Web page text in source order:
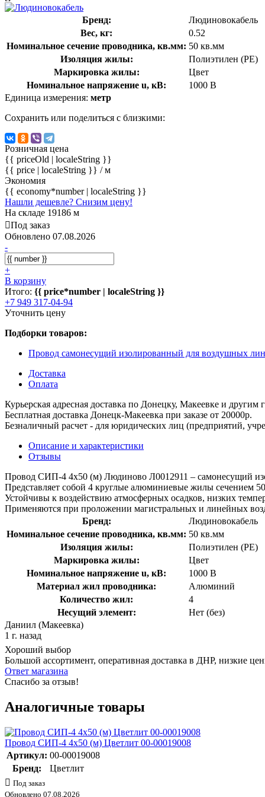
Бренд:
Людиновокабель
Вес, кг:
0.52
Номинальное сечение проводника, кв.мм: 50 кв.мм
Изоляция жилы:
Полиэтилен (PE)
Маркировка жилы:
Цвет
Номинальное напряжение u, кВ:
1000 В
Единица измерения: метр
Сохранить или поделиться с близкими:
Розничная цена
{{ priceOld | localeString }}
{{ price | localeString }} / м
Экономия
{{ economy*number | localeString }}
Нашли дешевле? Снизим цену!
На складе 19186 м
Под заказ
Обновлено 07.08.2026
-
+
В корзину
Итого: {{ price*number | localeString }}
+7 949 317-04-94
Уточнить цену
Подборки товаров:
Провод самонесущий изолированный для воздушных
Доставка
Оплата
Курьерская адресная доставка по Донецку, Макеевке и
Бесплатная доставка Донецк-Макеевка при заказе от 20000р.
Безналичный расчет - для юридических лиц (предприятий,
Описание и характеристики
Отзывы
Провод СИП-4 4х50 (м) Людиново Л0012911 – самонесущий
Представляет собой 4 круглые алюминиевые жилы сечением
Устойчивы к воздействию атмосферных осадков, низких
Применяются при проложении магистральных и линейных
Бренд:
Людиновокабель
Номинальное сечение проводника, кв.мм: 50 кв.мм
Изоляция жилы:
Полиэтилен (PE)
Маркировка жилы:
Цвет
Номинальное напряжение u, кВ:
1000 В
Материал жил проводника:
Алюминий
Количество жил:
4
Несущий элемент:
Нет (без)
Даниил (Макеевка)
1 г. назад
Хороший выбор
Большой ассортимент, оперативная доставка в ДНР, низкие
Ответ магазина
Спасибо за отзыв!
Аналогичные товары
Провод СИП-4 4х50 (м) Цветлит 00-00019008
Артикул: 00-00019008
Бренд:
Цветлит
Под заказ
Обновлено 07.08.2026